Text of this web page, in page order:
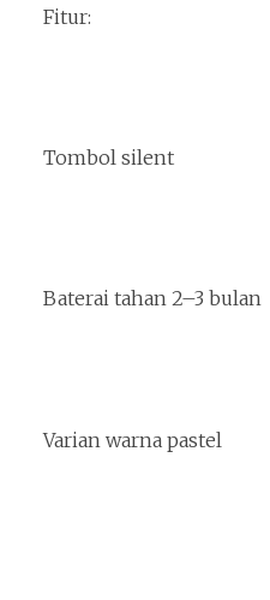
Fitur:
Tombol silent
Baterai tahan 2–3 bulan
Varian warna pastel